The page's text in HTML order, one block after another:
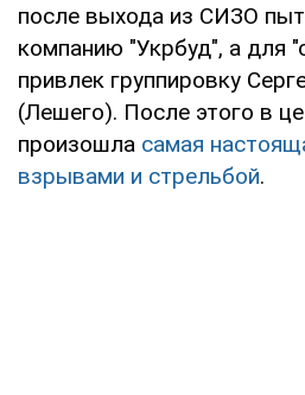
после выхода из СИЗО
компанию "Укрбуд", а для
привлек группировку
(Лешего). После этого в
произошла самая
взрывами и стрельбой.